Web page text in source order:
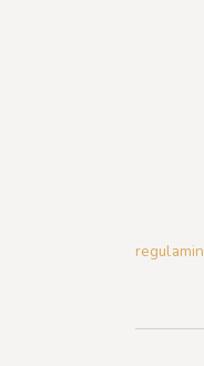
regulamin